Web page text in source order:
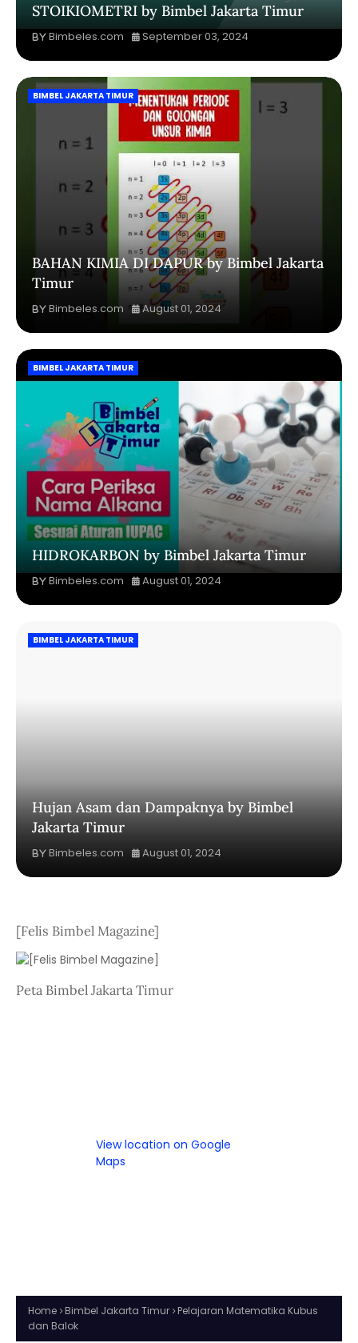
STOIKIOMETRI by Bimbel Jakarta Timur
Bimbeles.com September 03, 2024
BIMBEL JAKARTA TIMUR
BAHAN KIMIA DI DAPUR by Bimbel Jakarta
Timur
Bimbeles.com August 01, 2024
BIMBEL JAKARTA TIMUR
HIDROKARBON by Bimbel Jakarta Timur
Bimbeles.com August 01, 2024
BIMBEL JAKARTA TIMUR
Hujan Asam dan Dampaknya by Bimbel
Jakarta Timur
Bimbeles.com August 01, 2024
[Felis Bimbel Magazine]
Peta Bimbel Jakarta Timur
View location on Google
Maps
Home Bimbel Jakarta Timur
Pelajaran Matematika Kubus
dan Balok